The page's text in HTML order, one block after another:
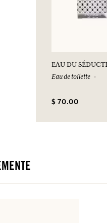
EAU DU
Eau de toilette
$ 70.00